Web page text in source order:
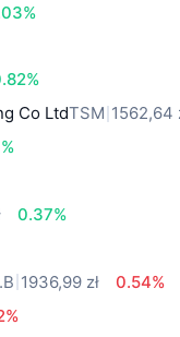
Co LtdTSM 1562,64
0.37%
1936,99 zł
0.54%